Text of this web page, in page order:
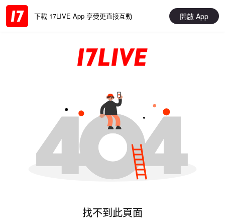
下載 17LIVE App 享受更直接互動 開啟 App
找不到此頁面